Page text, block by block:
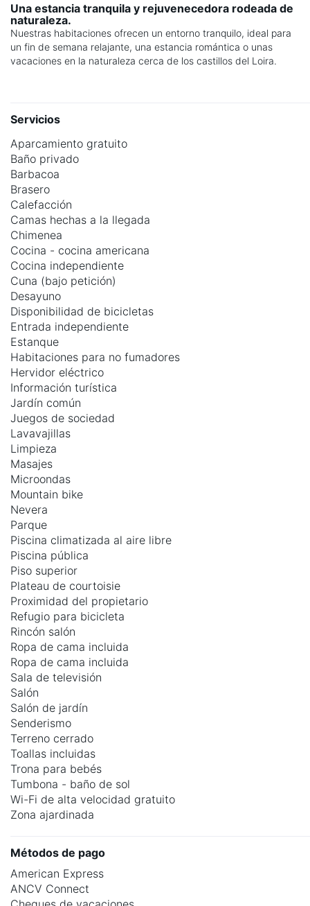
Una estancia tranquila y rejuvenecedora rodeada de
naturaleza.
Nuestras habitaciones ofrecen un entorno tranquilo, ideal para
un fin de semana relajante, una estancia romántica o unas
vacaciones en la naturaleza cerca de los castillos del Loira.
Servicios
Aparcamiento gratuito
Baño privado
Barbacoa
Brasero
Calefacción
Camas hechas a la llegada
Chimenea
Cocina - cocina americana
Cocina independiente
Cuna (bajo petición)
Desayuno
Disponibilidad de bicicletas
Entrada independiente
Estanque
Habitaciones para no fumadores
Hervidor eléctrico
Información turística
Jardín común
Juegos de sociedad
Lavavajillas
Limpieza
Masajes
Microondas
Mountain bike
Nevera
Parque
Piscina climatizada al aire libre
Piscina pública
Piso superior
Plateau de courtoisie
Proximidad del propietario
Refugio para bicicleta
Rincón salón
Ropa de cama incluida
Ropa de cama incluida
Sala de televisión
Salón
Salón de jardín
Senderismo
Terreno cerrado
Toallas incluidas
Trona para bebés
Tumbona - baño de sol
Wi-Fi de alta velocidad gratuito
Zona ajardinada
Métodos de pago
American Express
ANCV Connect